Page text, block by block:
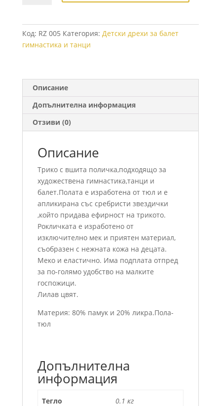
къс
балет
танци
Код: RZ 005 Категория: Детски дрехи за балет
гимнастика и танци
Описание
Допълнителна информация
Отзиви (0)
Описание
Tрико с вшита поличка,подходящо за
художествена гимнастика,танци и
балет.Полата е изработена от тюл и е
апликирана със сребристи звездички
,който придава ефирност на трикото.
Рокличката е изработено от
изключително мек и приятен материал,
съобразен с нежната кожа на децата.
Меко и еластично. Има подплата отпред
за по-голямо удобство на малките
госпожици.
Лилав цвят.
Материя: 80% памук и 20% ликра.Пола-
тюл
Допълнителна
информация
Тегло 0.1 кг